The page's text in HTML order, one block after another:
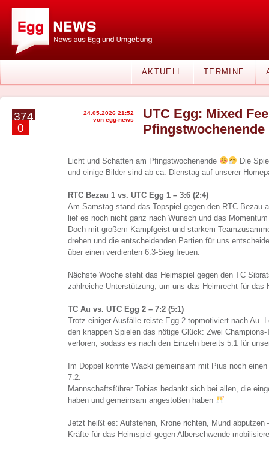
AKTUELL TERMINE
374
0
24.05.2026 21:52
von egg-news
UTC Egg: Mixed
Pfingstwochenende
Licht und Schatten am Pfingstwochenende
Die
und einige Bilder sind ab ca. Dienstag auf unserer
RTC Bezau 1 vs. UTC Egg 1 – 3:6 (2:4)
Am Samstag stand das Topspiel gegen den RTC Bezau
lief es noch nicht ganz nach Wunsch und das
Doch mit großem Kampfgeist und starkem
drehen und die entscheidenden Partien für uns
über einen verdienten 6:3-Sieg freuen.
Nächste Woche steht das Heimspiel gegen den TC
zahlreiche Unterstützung, um uns das Heimrecht für das
TC Au vs. UTC Egg 2 – 7:2 (5:1)
Trotz einiger Ausfälle reiste Egg 2 topmotiviert nach Au.
den knappen Spielen das nötige Glück: Zwei
verloren, sodass es nach den Einzeln bereits 5:1 für
Im Doppel konnte Wacki gemeinsam mit Pius noch
7:2.
Mannschaftsführer Tobias bedankt sich bei allen, die
haben und gemeinsam angestoßen haben
Jetzt heißt es: Aufstehen, Krone richten, Mund abputzen
Kräfte für das Heimspiel gegen Alberschwende